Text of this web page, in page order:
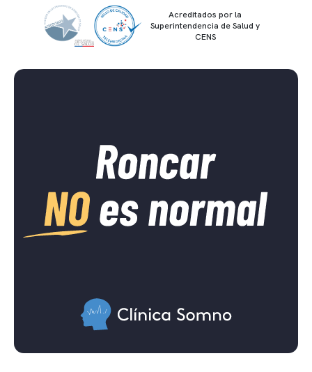
Acreditados por la
Superintendencia de Salud y
CENS